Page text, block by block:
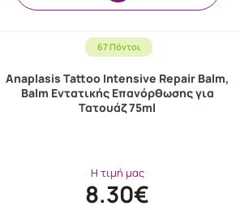
67 Πόντοι
Anaplasis Tattoo Intensive Repair Balm,
Balm Εντατικής Επανόρθωσης για
Τατουάζ 75ml
Η τιμή μας
8.30€